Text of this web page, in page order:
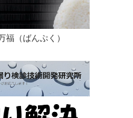
（ばんぷく）